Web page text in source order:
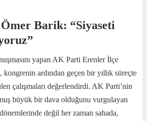
Ömer Barik: “Siyaseti
yapan AK Parti Erenler İlçe
ardından geçen bir yıllık süreçte
çalışmaları değerlendirdi. AK Parti’nin
büyük bir dava olduğunu vurgulayan
değil her zaman sahada,